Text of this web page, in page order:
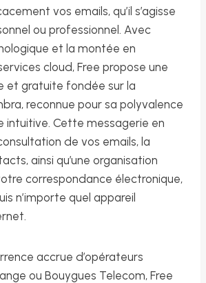
vos emails, qu’il s’agisse
ou professionnel. Avec
et la montée en
cloud, Free propose une
et gratuite fondée sur la
reconnue pour sa polyvalence
intuitive. Cette messagerie en
de vos emails, la
ainsi qu’une organisation
correspondance électronique,
n’importe quel appareil
accrue d’opérateurs
ou Bouygues Telecom, Free